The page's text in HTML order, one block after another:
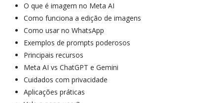
O que é imagem no Meta AI
Como funciona a edição de imagens
Como usar no WhatsApp
Exemplos de prompts poderosos
Principais recursos
Meta AI vs ChatGPT e Gemini
Cuidados com privacidade
Aplicações práticas